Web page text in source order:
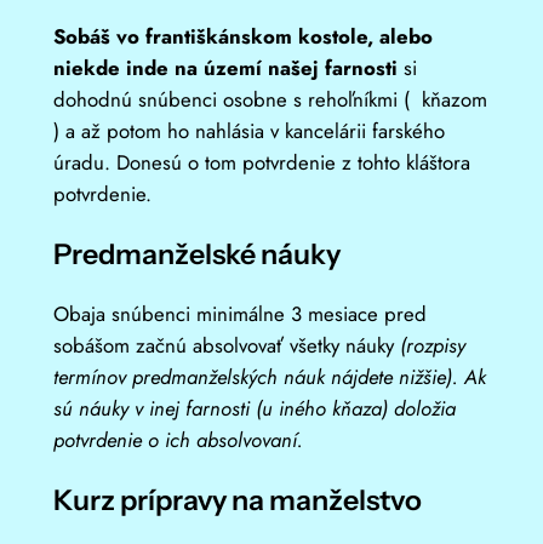
Sobáš vo františkánskom kostole, alebo
niekde inde na území našej farnosti si
dohodnú snúbenci osobne s rehoľníkmi ( kňazom
) a až potom ho nahlásia v kancelárii farského
úradu. Donesú o tom potvrdenie z tohto kláštora
potvrdenie.
Predmanželské náuky
Obaja snúbenci minimálne 3 mesiace pred
sobášom začnú absolvovať všetky náuky (rozpisy
termínov predmanželských náuk nájdete nižšie). Ak
sú náuky v inej farnosti (u iného kňaza) doložia
potvrdenie o ich absolvovaní.
Kurz prípravy na manželstvo